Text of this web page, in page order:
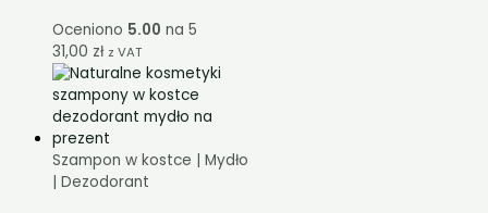
Oceniono 5.00 na 5
31,00 zł z VAT
Szampon w kostce | Mydło
| Dezodorant